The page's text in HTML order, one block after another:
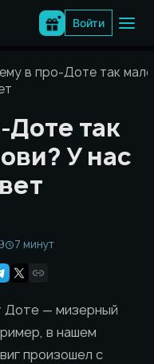
Войти
в про-Доте так
так
У нас
7 минут
Доте — мизерный
в нашем
произошел с